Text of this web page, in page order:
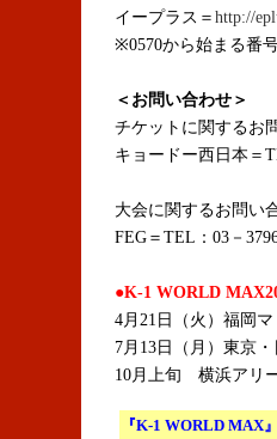
イープラス＝ http://
※0570から始まる番
＜お問い合わせ＞
チケットに関するお
キョードー西日本＝
大会に関するお問い
FEG＝TEL：03－
●K-1 WORLD
4月21日（火）福岡
7月13日（月）東京
10月上旬 横浜アリ
『K-1 WORLD MAX